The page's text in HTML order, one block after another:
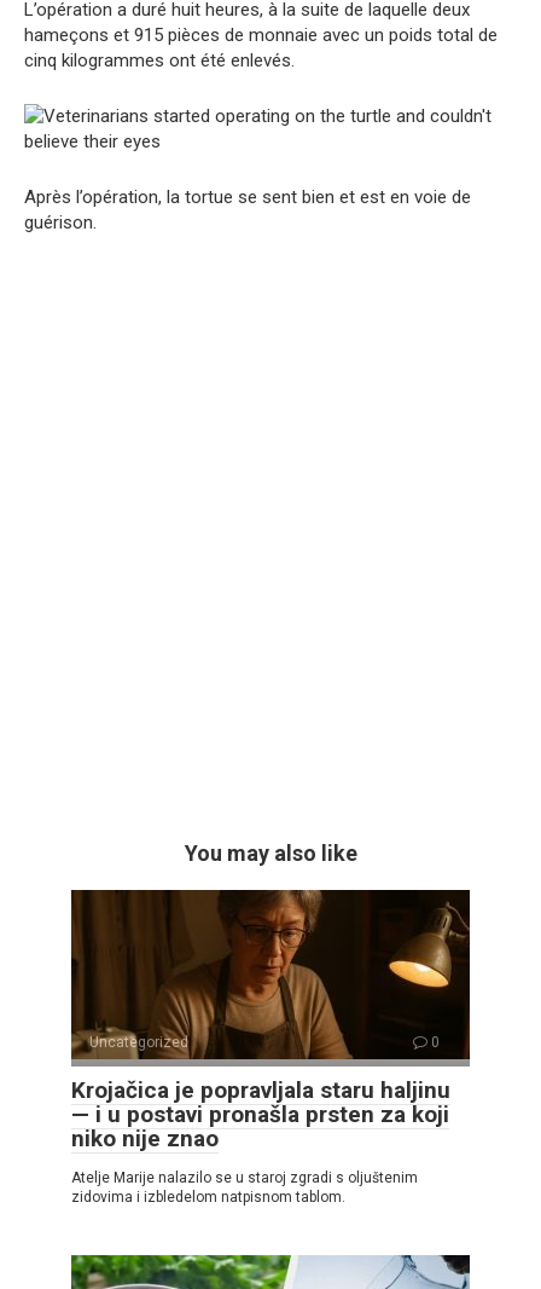
L’opération a duré huit heures, à la suite de laquelle deux
hameçons et 915 pièces de monnaie avec un poids total de
cinq kilogrammes ont été enlevés.
Après l’opération, la tortue se sent bien et est en voie de
guérison.
You may also like
Uncategorized 0
Krojačica je popravljala staru haljinu
— i u postavi pronašla prsten za koji
niko nije znao
Atelje Marije nalazilo se u staroj zgradi s oljuštenim
zidovima i izbledelom natpisnom tablom.